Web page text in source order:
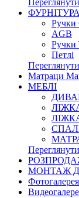
Ручки
AGB
Ручки
Петлі
Матраци
МЕБЛІ
МОНТАЖ
Фотогалерея